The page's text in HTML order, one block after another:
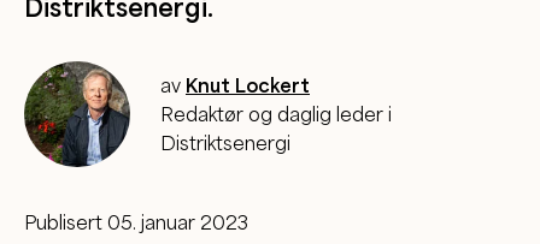
Distriktsenergi.
av Knut Lockert
Redaktør og daglig leder i
Distriktsenergi
Publisert 05. januar 2023